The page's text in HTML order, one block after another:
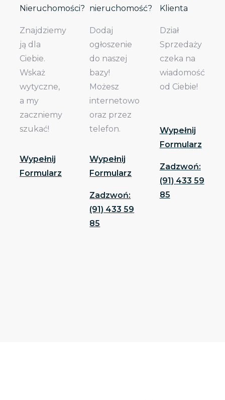
Nieruchomości?
Znajdziemy
ją dla
Ciebie.
Wskaż
wytyczne,
a my
zaczniemy
szukać!
Wypełnij
Formularz
nieruchomość?
Dodaj
ogłoszenie
do naszej
bazy!
Możesz
internetowo
oraz przez
telefon.
Wypełnij
Formularz
Zadzwoń:
(91) 433 59
85
Klienta
Dział
Sprzedaży
czeka na
wiadomość
od Ciebie!
Wypełnij
Formularz
Zadzwoń:
(91) 433 59
85